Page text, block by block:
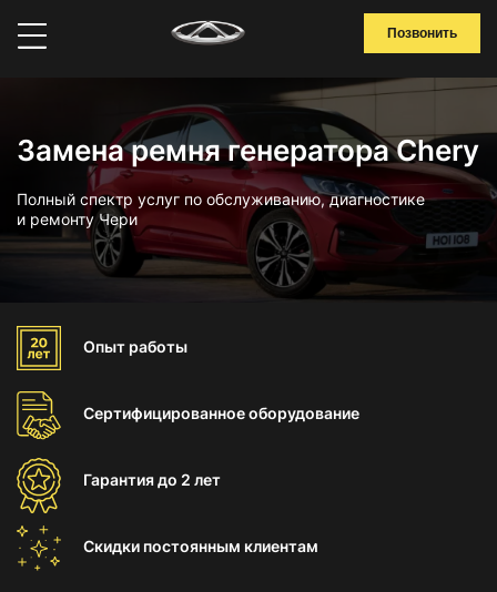
Позвонить
Замена ремня генератора Chery
Полный спектр услуг по обслуживанию, диагностике
и ремонту Чери
Опыт работы
Сертифицированноеоборудование
Гарантиядо 2 лет
Скидки постоянным клиентам